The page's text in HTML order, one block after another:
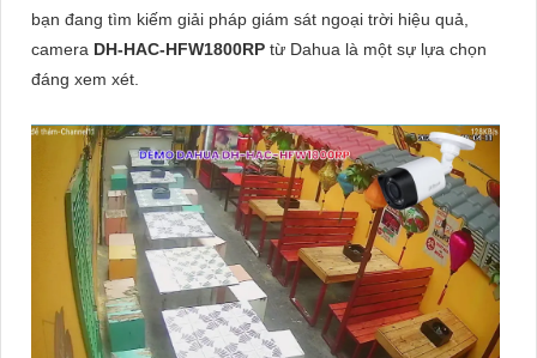
bạn đang tìm kiếm giải pháp giám sát ngoại trời hiệu quả,
camera DH-HAC-HFW1800RP từ Dahua là một sự lựa chọn
đáng xem xét.